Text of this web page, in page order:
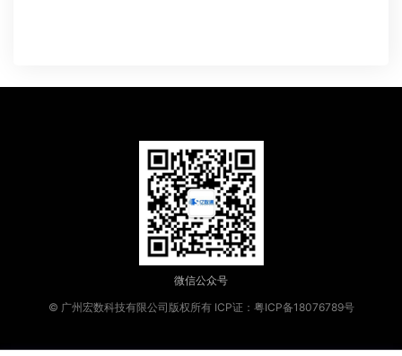
微信公众号
© 广州宏数科技有限公司版权所有 ICP证：粤ICP备18076789号